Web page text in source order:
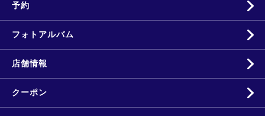
予約
フォトアルバム
店舗情報
クーポン